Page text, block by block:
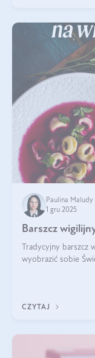
Paulina Maludy
1 gru 2025
Barszcz
Tradycyjny
wyobrazić sobie
CZYTAJ